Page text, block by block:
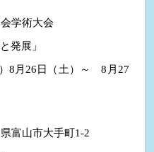
学術大会
発展」
8月26日（土）～　8月27
富山市大手町1-2